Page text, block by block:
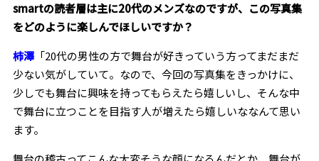
――smartの読者層は主に20代のメンズなのですが、この写真集
をどのように楽しんでほしいですか？
柿澤「20代の男性の方で舞台が好きっていう方ってまだまだ
少ない気がしていて。なので、今回の写真集をきっかけに、
少しでも舞台に興味を持ってもらえたら嬉しいし、そんな中
で舞台に立つことを目指す人が増えたら嬉しいななんて思い
ます。